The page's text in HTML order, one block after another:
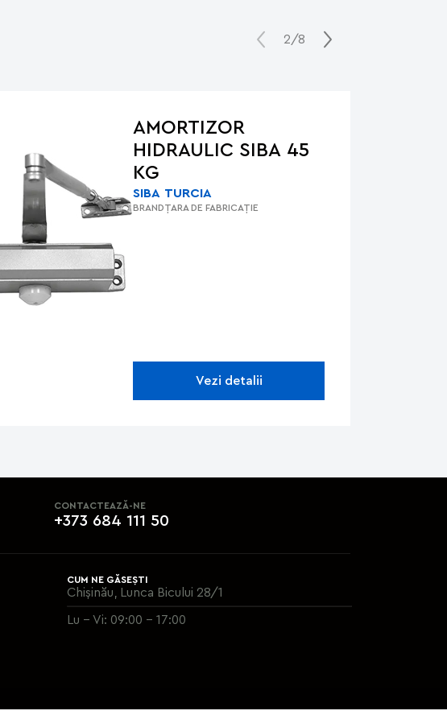
2/8
AMORTIZOR
HIDRAULIC SIBA 45
KG
SIBA
BRAND
TURCIA
ȚARA DE FABRICAȚIE
Vezi detalii
CONTACTEAZĂ-NE
+373 684 111 50
CUM NE GĂSEȘTI
Chișinău, Lunca Bicului 28/1
Lu - Vi: 09:00 - 17:00